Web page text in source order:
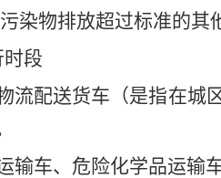
染物排放超过标准的其
段
流配送货车（是指在城
输车、危险化学品运输